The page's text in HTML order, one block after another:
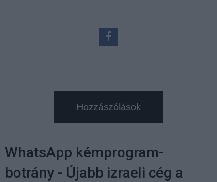
Hozzászólások
WhatsApp kémprogram-
botrány - Újabb izraeli cég a